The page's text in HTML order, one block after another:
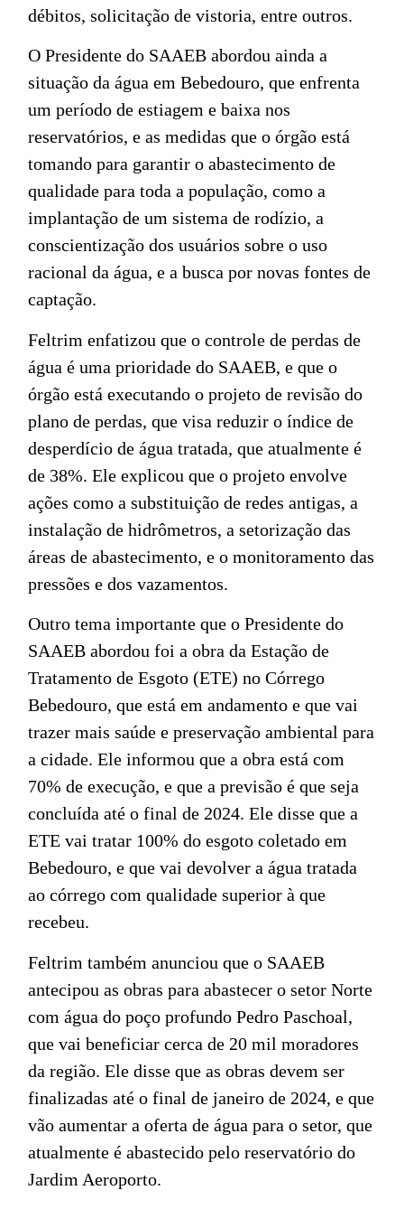
débitos, solicitação de vistoria, entre outros.
O Presidente do SAAEB abordou ainda a
situação da água em Bebedouro, que enfrenta
um período de estiagem e baixa nos
reservatórios, e as medidas que o órgão está
tomando para garantir o abastecimento de
qualidade para toda a população, como a
implantação de um sistema de rodízio, a
conscientização dos usuários sobre o uso
racional da água, e a busca por novas fontes de
captação.
Feltrim enfatizou que o controle de perdas de
água é uma prioridade do SAAEB, e que o
órgão está executando o projeto de revisão do
plano de perdas, que visa reduzir o índice de
desperdício de água tratada, que atualmente é
de 38%. Ele explicou que o projeto envolve
ações como a substituição de redes antigas, a
instalação de hidrômetros, a setorização das
áreas de abastecimento, e o monitoramento das
pressões e dos vazamentos.
Outro tema importante que o Presidente do
SAAEB abordou foi a obra da Estação de
Tratamento de Esgoto (ETE) no Córrego
Bebedouro, que está em andamento e que vai
trazer mais saúde e preservação ambiental para
a cidade. Ele informou que a obra está com
70% de execução, e que a previsão é que seja
concluída até o final de 2024. Ele disse que a
ETE vai tratar 100% do esgoto coletado em
Bebedouro, e que vai devolver a água tratada
ao córrego com qualidade superior à que
recebeu.
Feltrim também anunciou que o SAAEB
antecipou as obras para abastecer o setor Norte
com água do poço profundo Pedro Paschoal,
que vai beneficiar cerca de 20 mil moradores
da região. Ele disse que as obras devem ser
finalizadas até o final de janeiro de 2024, e que
vão aumentar a oferta de água para o setor, que
atualmente é abastecido pelo reservatório do
Jardim Aeroporto.